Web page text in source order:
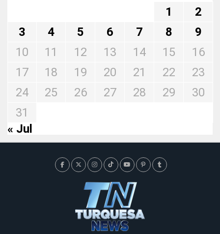
1
2
3
4 5 6 7 8
9
10
11 12 13 14 15
16
17
18 19 20 21 22
23
24
25 26 27 28 29
30
31
« Jul